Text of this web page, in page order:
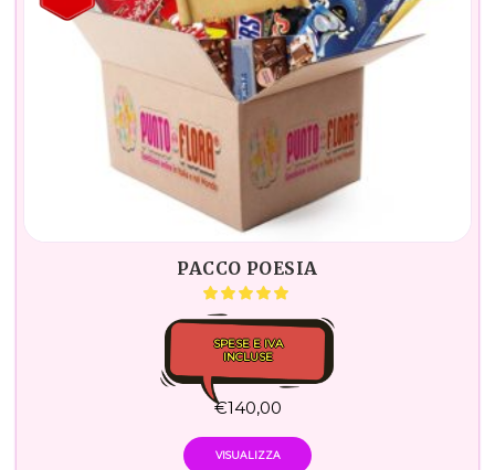
PACCO POESIA
SPESE E IVA
INCLUSE
€140,00
VISUALIZZA